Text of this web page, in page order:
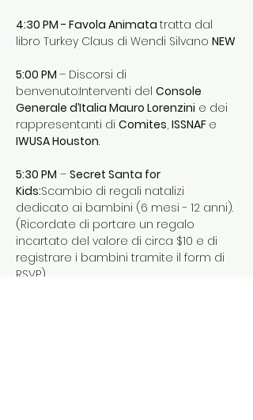
4:30 PM - Favola Animata tratta dal
libro Turkey Claus di Wendi Silvano NEW
5:00 PM – Discorsi di
benvenuto:Interventi del Console
Generale d’Italia Mauro Lorenzini e dei
rappresentanti di Comites, ISSNAF e
IWUSA Houston.
5:30 PM – Secret Santa for
Kids:Scambio di regali natalizi
dedicato ai bambini (6 mesi - 12 anni).
(Ricordate di portare un regalo
incartato del valore di circa $10 e di
registrare i bambini tramite il form di
RSVP).